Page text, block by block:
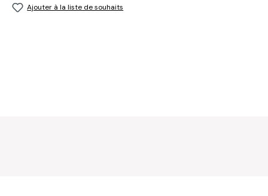
Ajouter à la liste de souhaits